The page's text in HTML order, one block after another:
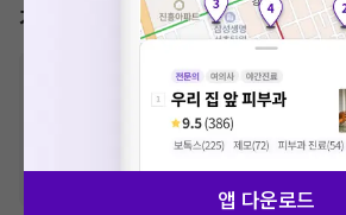
가격표
추가비용 등으로 실제 가격
한 가격은 해당 의료기관에 직접 문의해주세요.
건강보험심사평가원
에 고지
격입니다. (진료와 연관된 복합적인 비용이 추가되
앱 다운로드